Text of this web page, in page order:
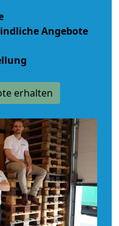
Angebote
erhalten